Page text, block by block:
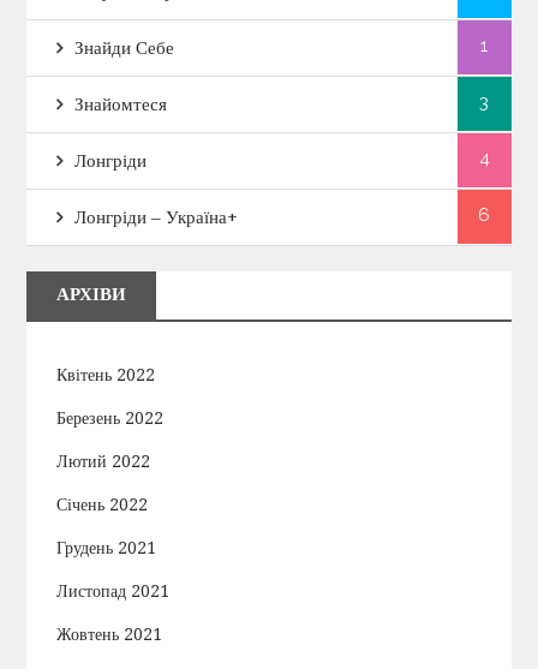
Знайди Себе 1
Знайомтеся 3
Лонгріди 4
Лонгріди – Україна+ 6
АРХІВИ
Квітень 2022
Березень 2022
Лютий 2022
Січень 2022
Грудень 2021
Листопад 2021
Жовтень 2021